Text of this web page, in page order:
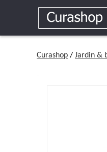
Curashop / Jardin &